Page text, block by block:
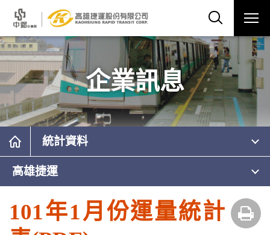
企業訊息
統計資料
高雄捷運
101年1月份運量統計